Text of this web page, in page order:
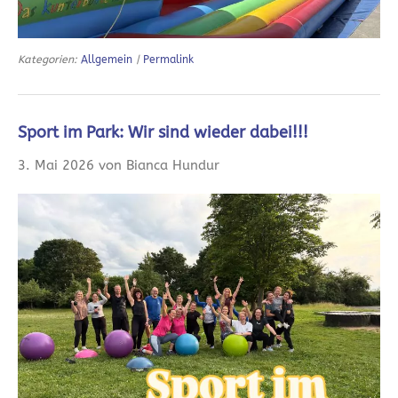
Kategorien: Allgemein | Permalink
Sport im Park: Wir sind wieder dabei!!!
3. Mai 2026 von Bianca Hundur